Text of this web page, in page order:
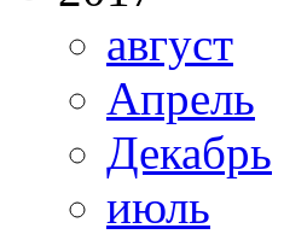
август
Апрель
Декабрь
июль